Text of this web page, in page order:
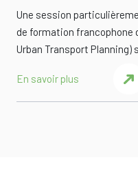
Une session
de formation francophone
Urban Transport Planning)
En savoir plus